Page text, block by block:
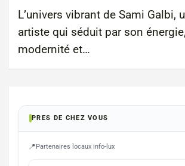
L’univers vibrant de Sami Galbi,
artiste qui séduit par son
modernité et…
PRES DE CHEZ VOUS
Partenaires locaux info-lux